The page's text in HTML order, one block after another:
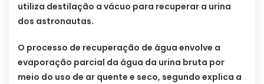
utiliza destilação a vácuo para recuperar a urina
dos astronautas.
O processo de recuperação de água envolve a
evaporação parcial da água da urina bruta por
meio do uso de ar quente e seco, segundo explica a